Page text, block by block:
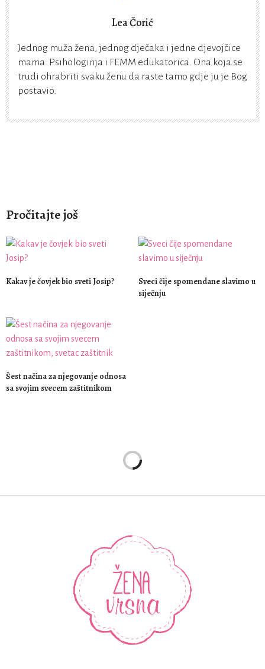
Lea Čorić
Jednog muža žena, jednog dječaka i jedne djevojčice
mama. Psihologinja i FEMM edukatorica. Ona koja se
trudi ohrabriti svaku ženu da raste tamo gdje ju je Bog
postavio.
Pročitajte još
Kakav je čovjek bio sveti Josip?
Sveci čije spomendane slavimo u
siječnju
Šest načina za njegovanje odnosa
sa svojim svecem zaštitnikom